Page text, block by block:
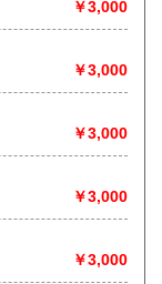
、美術工芸、国
外国書、サブ
￥3,000
￥3,000
￥3,000
￥3,000
￥3,000